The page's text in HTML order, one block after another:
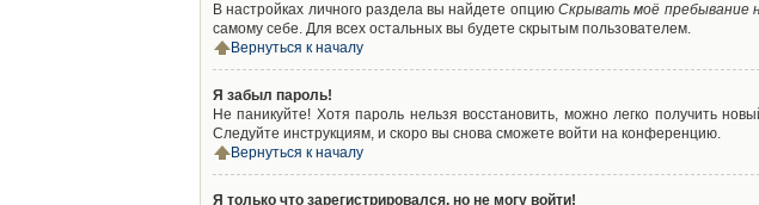
В настройках личного раздела вы найдете опцию Скрывать моё пребывание
самому себе. Для всех остальных вы будете скрытым пользователем.
Вернуться к началу
Я забыл пароль!
Не паникуйте! Хотя пароль нельзя восстановить, можно легко получить
Следуйте инструкциям, и скоро вы снова сможете войти на конференцию.
Вернуться к началу
Я только что зарегистрировался, но не могу войти!